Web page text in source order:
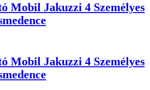
Mobil Jakuzzi 4 Személyes
Mobil Jakuzzi 4 Személyes